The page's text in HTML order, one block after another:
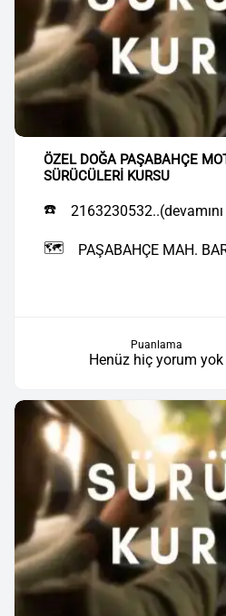
ÖZEL DOĞA PAŞABAHÇE
SÜRÜCÜLERİ KURSU
☎️
🗺️ PAŞABAHÇE MAH.
Puanlama
Henüz hiç yorum yok